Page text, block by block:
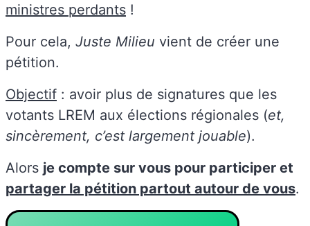
ministres perdants !
Pour cela, Juste Milieu vient de créer une
pétition.
Objectif : avoir plus de signatures que les
votants LREM aux élections régionales (et,
sincèrement, c’est largement jouable).
Alors je compte sur vous pour participer et
partager la pétition partout autour de vous.